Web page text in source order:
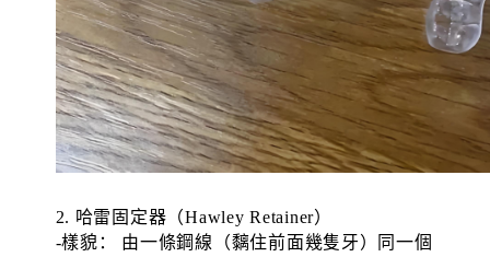
2. 哈雷固定器（Hawley Retainer）
-樣貌： 由一條鋼線（黐住前面幾隻牙）同一個